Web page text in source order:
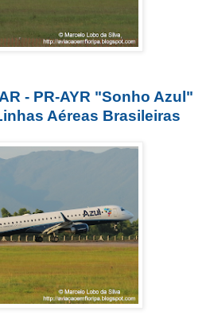
- PR-AYR "Sonho Azul"
Aéreas Brasileiras